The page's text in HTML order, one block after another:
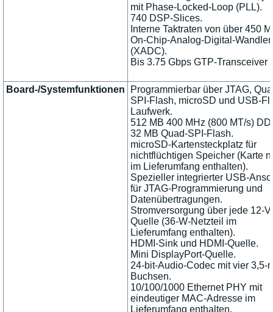
mit Phase-Locked-Loop (PLL).
740 DSP-Slices.
Interne Taktraten von über 450
On-Chip-Analog-Digital-Wandler
(XADC).
Bis 3.75 Gbps GTP-Transceiver
Board-/Systemfunktionen
Programmierbar über JTAG,
SPI-Flash, microSD und USB-
Laufwerk.
512 MB 400 MHz (800 MT/s)
32 MB Quad-SPI-Flash.
microSD-Kartensteckplatz für
nichtflüchtigen Speicher (Karte
im Lieferumfang enthalten).
Spezieller integrierter USB-
für JTAG-Programmierung und
Datenübertragungen.
Stromversorgung über jede 12-V-
Quelle (36-W-Netzteil im
Lieferumfang enthalten).
HDMI-Sink und HDMI-Quelle.
Mini DisplayPort-Quelle.
24-bit-Audio-Codec mit vier 3,5-
Buchsen.
10/100/1000 Ethernet PHY mit
eindeutiger MAC-Adresse im
Lieferumfang enthalten.